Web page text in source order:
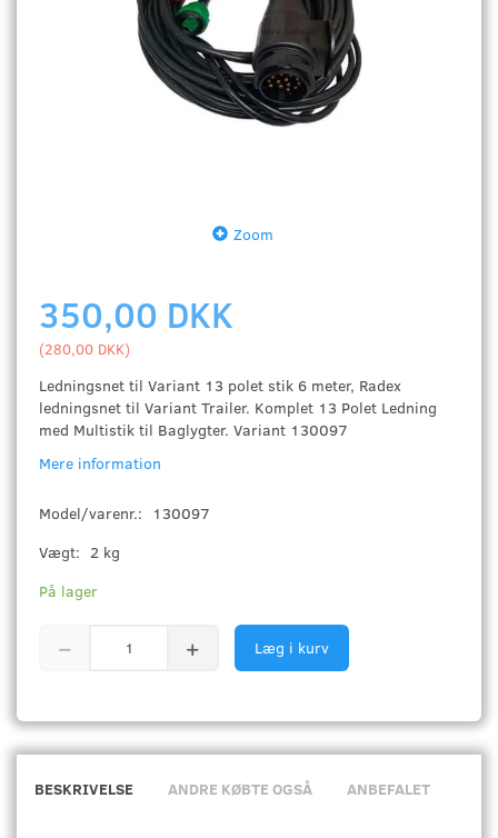
Zoom
350,00 DKK
(280,00 DKK)
Ledningsnet til Variant 13 polet stik 6 meter, Radex
ledningsnet til Variant Trailer. Komplet 13 Polet Ledning
med Multistik til Baglygter. Variant 130097
Mere information
Model/varenr.:
130097
Vægt: 2 kg
På lager
Læg i kurv
BESKRIVELSE ANDRE KØBTE OGSÅ ANBEFALET